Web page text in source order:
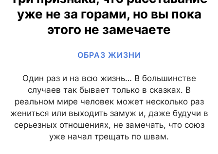
уже не за горами, но вы пока
этого не замечаете
ОБРАЗ ЖИЗНИ
Один раз и на всю жизнь… В большинстве
случаев так бывает только в сказках. В
реальном мире человек может несколько раз
жениться или выходить замуж и, даже будучи в
серьезных отношениях, не замечать, что союз
уже начал трещать по швам.